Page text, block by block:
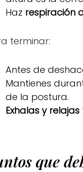
Haz respiración
terminar:
Antes de
Mantienes
de la postura.
Exhalas y relajas
que